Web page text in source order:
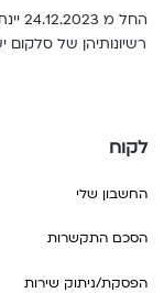
החל
רשיונותיהן של
לקוח
החשבון שלי
הסכם התקשרות
הפסקת/ניתוק שירות